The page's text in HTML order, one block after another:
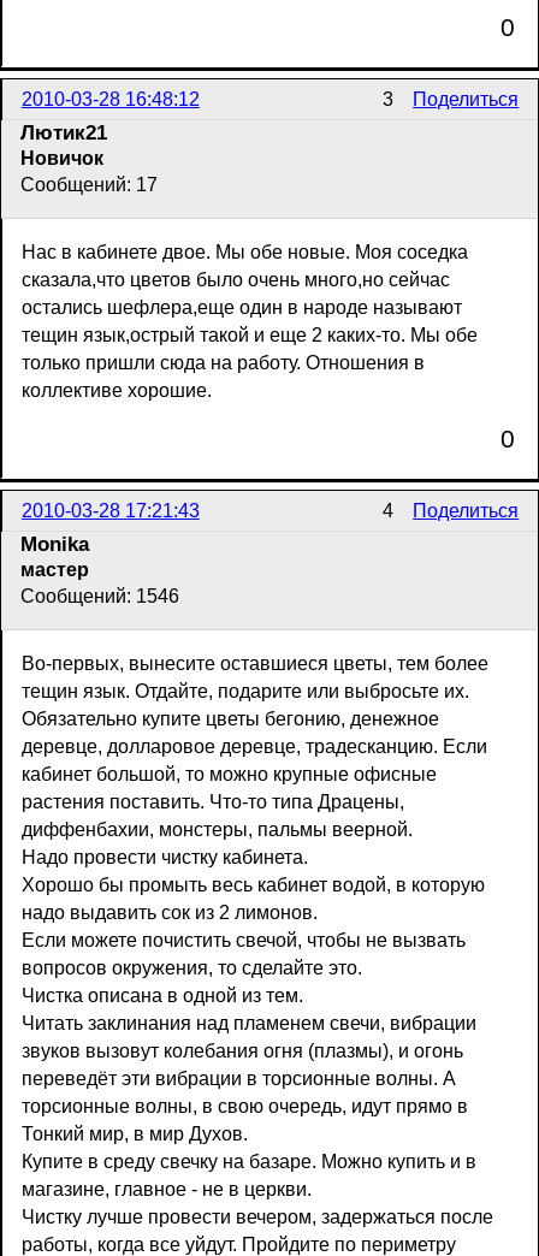
0
Поделиться
3
2010-03-28 16:48:12
Лютик21
Новичок
Сообщений: 17
Нас в кабинете двое. Мы обе новые. Моя соседка
сказала,что цветов было очень много,но сейчас
остались шефлера,еще один в народе называют
тещин язык,острый такой и еще 2 каких-то. Мы обе
только пришли сюда на работу. Отношения в
коллективе хорошие.
0
Поделиться
4
2010-03-28 17:21:43
Monika
мастер
Сообщений: 1546
Во-первых, вынесите оставшиеся цветы, тем более
тещин язык. Отдайте, подарите или выбросьте их.
Обязательно купите цветы бегонию, денежное
деревце, долларовое деревце, традесканцию. Если
кабинет большой, то можно крупные офисные
растения поставить. Что-то типа Драцены,
диффенбахии, монстеры, пальмы веерной.
Надо провести чистку кабинета.
Хорошо бы промыть весь кабинет водой, в которую
надо выдавить сок из 2 лимонов.
Если можете почистить свечой, чтобы не вызвать
вопросов окружения, то сделайте это.
Чистка описана в одной из тем.
Читать заклинания над пламенем свечи, вибрации
звуков вызовут колебания огня (плазмы), и огонь
переведёт эти вибрации в торсионные волны. А
торсионные волны, в свою очередь, идут прямо в
Тонкий мир, в мир Духов.
Купите в среду свечку на базаре. Можно купить и в
магазине, главное - не в церкви.
Чистку лучше провести вечером, задержаться после
работы, когда все уйдут. Пройдите по периметру